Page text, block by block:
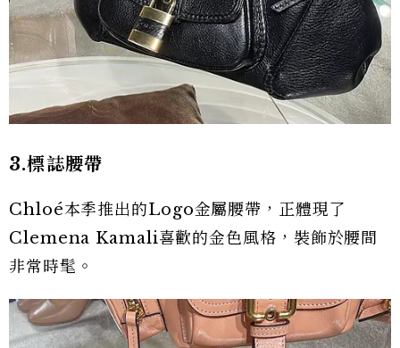
3.標誌腰帶
Chloé本季推出的Logo金屬腰帶，正體現了
Clemena Kamali喜歡的金色風格，裝飾於腰間
非常時髦。